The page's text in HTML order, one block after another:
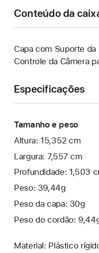
Conteúdo da
Capa com Suporte
Controle da Câmera
Especificações
Tamanho e peso
Altura: 15,352 cm
Largura: 7,557 cm
Profundidade: 1,503
Peso: 39,44g
Peso da capa: 30g
Peso do cordão:
Material: Plástico